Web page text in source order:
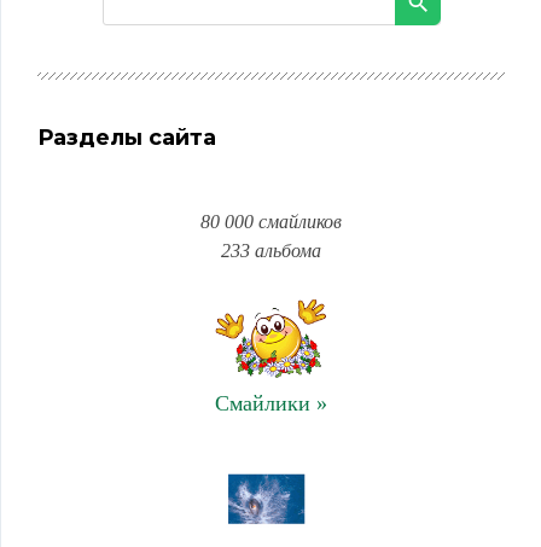
Разделы сайта
80 000 смайликов
233 альбома
Смайлики »